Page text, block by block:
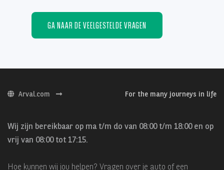
GA NAAR DE VEELGESTELDE VRAGEN
Arval.com For the many journeys in life
Wij zijn bereikbaar op ma t/m do van 08:00 t/m 18:00 en op
vrij van 08:00 tot 17:15.
Hoe kunnen wij jou helpen? Vragen over je auto of een